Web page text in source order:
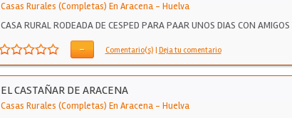
Casas Rurales (Completas) En Aracena- Huelva
CASA RURAL RODEADA DE CESPED PARA PAAR UNOS DIAS CON
- Comentario(s) | Deja tu comentario
EL CASTAÑAR DE ARACENA
Casas Rurales (Completas) En Aracena- Huelva